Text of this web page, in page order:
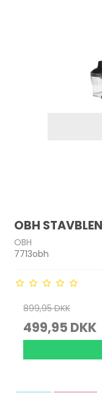
OBH
OBH
7713obh
899,95 DKK
499,95 DKK